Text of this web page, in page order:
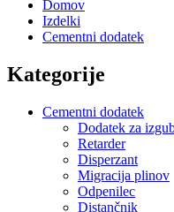
Domov
Izdelki
Cementni dodatek
Kategorije
Cementni dodatek
Dodatek za
Retarder
Disperzant
Migracija plinov
Odpenilec
Distančnik